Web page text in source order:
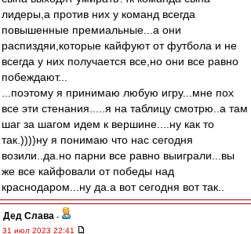
лидеры,а против них у команд всегда
повышенные премиальные...а они
распиздяи,которые кайфуют от футбола и не
всегда у них получается все,но они все равно
побеждают...
...поэтому я принимаю любую игру...мне пох
все эти стенания.....я на таблицу смотрю..а там
шаг за шагом идем к вершине....ну как то
так.))))ну я понимаю что нас сегодня
возили..да.но парни все равно выиграли...вы
же все кайфовали от победы над
краснодаром...ну да.а вот сегодня вот так..
Дед Слава -
31 июл 2023 22:41